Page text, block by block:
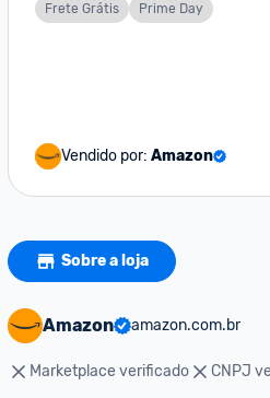
Frete Grátis Prime Day
Vendido por: Amazon
Sobre a loja
Amazon amazon.com.br
Marketplace verificado CNPJ